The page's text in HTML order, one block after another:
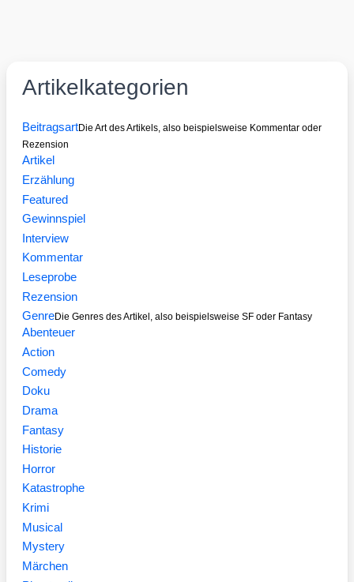
Artikelkategorien
BeitragsartDie Art des Artikels, also beispielsweise Kommentar oder
Rezension
Artikel
Erzählung
Featured
Gewinnspiel
Interview
Kommentar
Leseprobe
Rezension
GenreDie Genres des Artikel, also beispielsweise SF oder Fantasy
Abenteuer
Action
Comedy
Doku
Drama
Fantasy
Historie
Horror
Katastrophe
Krimi
Musical
Mystery
Märchen